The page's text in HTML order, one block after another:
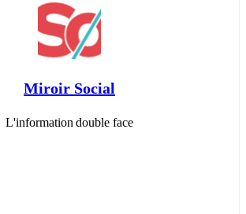
Miroir Social
L'information double face